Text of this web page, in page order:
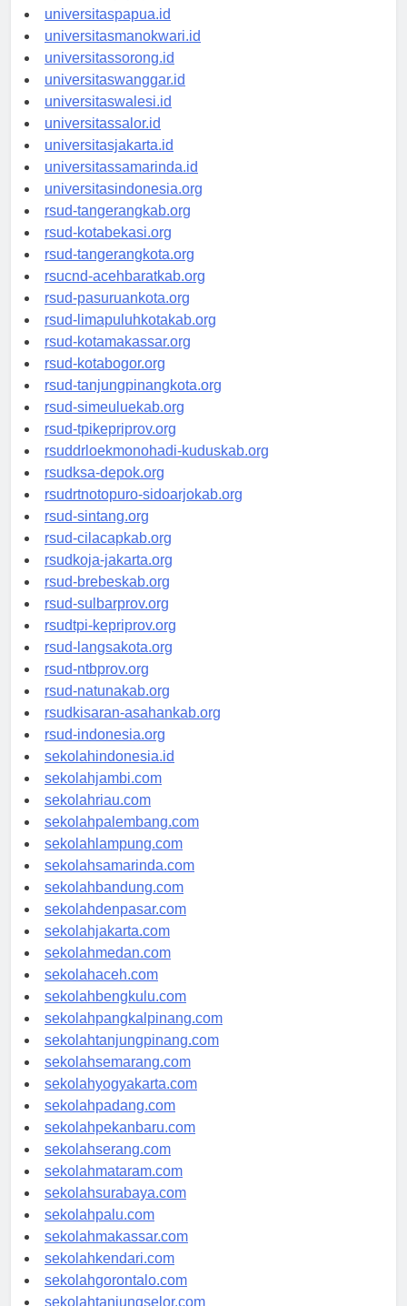
universitasjayapura.id
universitaspapua.id
universitasmanokwari.id
universitassorong.id
universitaswanggar.id
universitaswalesi.id
universitassalor.id
universitasjakarta.id
universitassamarinda.id
universitasindonesia.org
rsud-tangerangkab.org
rsud-kotabekasi.org
rsud-tangerangkota.org
rsucnd-acehbaratkab.org
rsud-pasuruankota.org
rsud-limapuluhkotakab.org
rsud-kotamakassar.org
rsud-kotabogor.org
rsud-tanjungpinangkota.org
rsud-simeuluekab.org
rsud-tpikepriprov.org
rsuddrloekmonohadi-kuduskab.org
rsudksa-depok.org
rsudrtnotopuro-sidoarjokab.org
rsud-sintang.org
rsud-cilacapkab.org
rsudkoja-jakarta.org
rsud-brebeskab.org
rsud-sulbarprov.org
rsudtpi-kepriprov.org
rsud-langsakota.org
rsud-ntbprov.org
rsud-natunakab.org
rsudkisaran-asahankab.org
rsud-indonesia.org
sekolahindonesia.id
sekolahjambi.com
sekolahriau.com
sekolahpalembang.com
sekolahlampung.com
sekolahsamarinda.com
sekolahbandung.com
sekolahdenpasar.com
sekolahjakarta.com
sekolahmedan.com
sekolahaceh.com
sekolahbengkulu.com
sekolahpangkalpinang.com
sekolahtanjungpinang.com
sekolahsemarang.com
sekolahyogyakarta.com
sekolahpadang.com
sekolahpekanbaru.com
sekolahserang.com
sekolahmataram.com
sekolahsurabaya.com
sekolahpalu.com
sekolahmakassar.com
sekolahkendari.com
sekolahgorontalo.com